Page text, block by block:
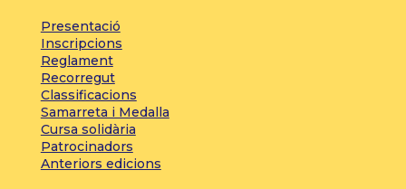
Presentació
Inscripcions
Reglament
Recorregut
Classificacions
Samarreta i Medalla
Cursa solidària
Patrocinadors
Anteriors edicions